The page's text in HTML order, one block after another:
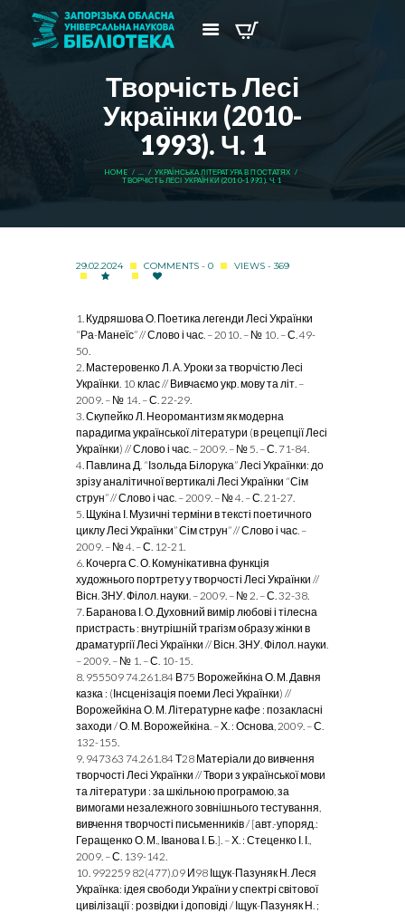
Творчість Лесі
Українки (2010-
1993). Ч. 1
HOME ...
УКРАЇНСЬКА ЛІТЕРАТУРА В ПОСТАТЯХ
ТВОРЧІСТЬ ЛЕСІ УКРАЇНКИ (2010-1993). Ч. 1
29.02.2024 COMMENTS - 0 VIEWS - 369
1. Кудряшова О. Поетика легенди Лесі Українки
“Ра-Манеїс” // Слово і час. – 2010. – № 10. – С. 49-
50.
2. Мастеровенко Л. А. Уроки за творчістю Лесі
Українки. 10 клас // Вивчаємо укр. мову та літ. –
2009. – № 14. – С. 22-29.
3. Скупейко Л. Неоромантизм як модерна
парадигма української літератури (в рецепції Лесі
Українки) // Слово і час. – 2009. – № 5. – С. 71-84.
4. Павлина Д. “Ізольда Білорука” Лесі Українки: до
зрізу аналітичної вертикалі Лесі Українки “Сім
струн” // Слово і час. – 2009. – № 4. – С. 21-27.
5. Щукіна І. Музичні терміни в тексті поетичного
циклу Лесі Українки” Сім струн” // Слово і час. –
2009. – № 4. – С. 12-21.
6. Кочерга С. О. Комунікативна функція
художнього портрету у творчості Лесі Українки //
Вісн. ЗНУ. Філол. науки. – 2009. – № 2. – С. 32-38.
7. Баранова І. О. Духовний вимір любові і тілесна
пристрасть : внутрішній трагізм образу жінки в
драматургії Лесі Українки // Вісн. ЗНУ. Філол. науки.
– 2009. – № 1. – С. 10-15.
8. 955509 74.261.84 В75 Ворожейкіна О. М. Давня
казка : (Інсценізація поеми Лесі Українки) //
Ворожейкіна О. М. Літературне кафе : позакласні
заходи / О. М. Ворожейкіна. – Х. : Основа, 2009. – С.
132-155.
9. 947363 74.261.84 Т28 Матеріали до вивчення
творчості Лесі Українки // Твори з української мови
та літератури : за шкільною програмою, за
вимогами незалежного зовнішнього тестування,
вивчення творчості письменників / [авт.-упоряд.:
Геращенко О. М., Іванова І. Б.]. – Х. : Стеценко І. І.,
2009. – С. 139-142.
10. 992259 82(477).09 И98 Іщук-Пазуняк Н. Леся
Українка: ідея свободи України у спектрі світової
цивілізації : розвідки і доповіді / Іщук-Пазуняк Н. ;